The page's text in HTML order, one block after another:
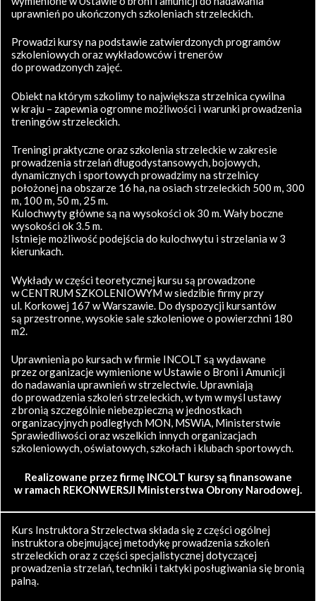
uprawnień po ukończonych szkoleniach strzeleckich.
Prowadzi kursy na podstawie zatwierdzonych programów
szkoleniowych oraz wykładowców i trenerów
do prowadzonych zajęć.
Obiekt na którym szkolimy to największa strzelnica cywilna
w kraju – zapewnia ogromne możliwości i warunki prowadzenia
treningów strzeleckich.
Treningi praktyczne oraz szkolenia strzeleckie w zakresie
prowadzenia strzelań długodystansowych, bojowych,
dynamicznych i sportowych prowadzimy na strzelnicy
położonej na obszarze 16 ha, na osiach strzeleckich 500 m, 300
m, 100 m, 50 m, 25 m.
Kulochwyty główne są na wysokości ok 30 m. Wały boczne
wysokości ok 3.5 m.
Istnieje możliwość podejścia do kulochwytu i strzelania w 3
kierunkach.
Wykłady w części teoretycznej kursu są prowadzone
w CENTRUM SZKOLENIOWYM w siedzibie firmy przy
ul. Korkowej 167 w Warszawie. Do dyspozycji kursantów
są przestronne, wysokie sale szkoleniowe o powierzchni 180
m2.
Uprawnienia po kursach w firmie INCOLT są wydawane
przez organizacje wymienione w Ustawie o Broni i Amunicji
do nadawania uprawnień w strzelectwie. Uprawniają
do prowadzenia szkoleń strzeleckich, w tym w myśl ustawy
z bronią szczególnie niebezpieczną w jednostkach
organizacyjnych podległych MON, MSWiA, Ministerstwie
Sprawiedliwości oraz wszelkich innych organizacjach
szkoleniowych, oświatowych, szkołach i klubach sportowych.
Realizowane przez firmę INCOLT kursy są finansowane
w ramach REKONWERSJI Ministerstwa Obrony Narodowej.
Kurs Instruktora Strzelectwa składa się z części ogólnej
instruktora obejmującej metodykę prowadzenia szkoleń
strzeleckich oraz z części specjalistycznej dotyczącej
prowadzenia strzelań, techniki i taktyki posługiwania się bronią
palną.